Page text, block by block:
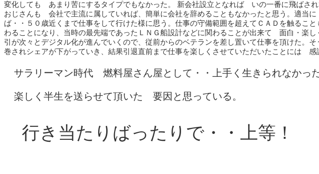
変化しても あまり苦にするタイプでもなかった。 新会社設立となれば いの一番に飛ばされ
おじさんも 会社で主流に属していれば、簡単に会社を辞めることもなかったと思う。適当
ば・・５０歳近くまで仕事をして行けた様に思う。仕事の守備範囲を超えてＣＡＤを触るこ
わることになり、当時の最先端であったＬＮＧ船設計などに関わることが出来て 面白・
引が次々とデジタル化が進んでいくので、従前からのベテランを差し置いて仕事を頂けた。
巻されシェアが下がっていき、結果引退直前まで仕事を楽しくさせていただいたことには 感
サラリーマン時代 燃料屋さん屋として・・上手く生きられなかっ
楽しく半生を送らせて頂いた 要因と思っている。
行き当たりばったりで・・上等！